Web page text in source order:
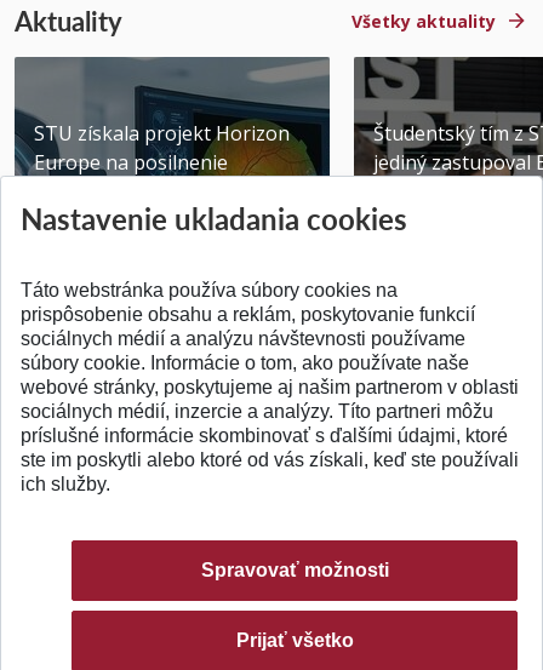
Aktuality Všetky aktuality
STU získala projekt Horizon
Europe na posilnenie
Publikované 31.07.2026
Študentský tím z
jediný zastupoval
Publikované
SPÄŤ NA VRCH
Nastavenie ukladania cookies
Táto webstránka používa súbory cookies na
prispôsobenie obsahu a reklám, poskytovanie funkcií
sociálnych médií a analýzu návštevnosti používame
súbory cookie. Informácie o tom, ako používate naše
webové stránky, poskytujeme aj našim partnerom v oblasti
sociálnych médií, inzercie a analýzy. Títo partneri môžu
príslušné informácie skombinovať s ďalšími údajmi, ktoré
ste im poskytli alebo ktoré od vás získali, keď ste používali
ich služby.
Spravovať možnosti
Prijať všetko